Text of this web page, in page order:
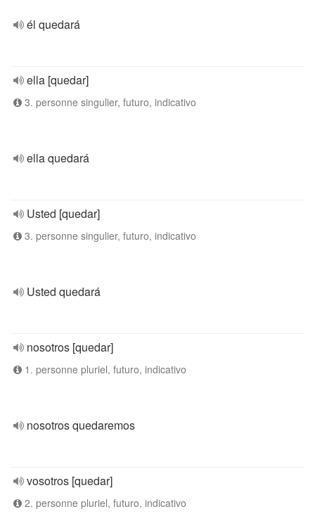
él quedará
ella [quedar]
3. personne singulier, futuro, indicativo
ella quedará
Usted [quedar]
3. personne singulier, futuro, indicativo
Usted quedará
nosotros [quedar]
1. personne pluriel, futuro, indicativo
nosotros quedaremos
vosotros [quedar]
2. personne pluriel, futuro, indicativo